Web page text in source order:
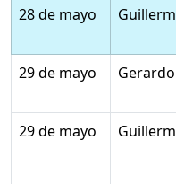
28 de mayo
29 de mayo Gerardo
29 de mayo